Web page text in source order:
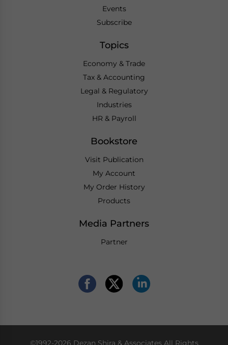
Events
Subscribe
Topics
Economy & Trade
Tax & Accounting
Legal & Regulatory
Industries
HR & Payroll
Bookstore
Visit Publication
My Account
My Order History
Products
Media Partners
Partner
©1992-2026 Dezan Shira & Associates All Rights